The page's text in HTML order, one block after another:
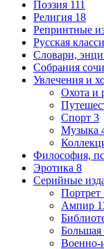
Поэзия 111
Религия 18
Репринтные
Русская
Словари,
Собрания
Увлечения и
Охота и
Спорт 3
Музыка
Философия,
Эротика 8
Серийные
Портрет
Ампир
Большая
Военно-